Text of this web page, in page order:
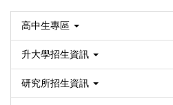
高中生專區
升大學招生資訊
研究所招生資訊